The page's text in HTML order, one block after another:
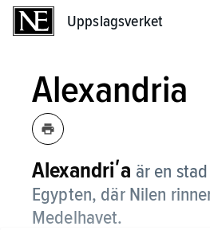
Uppslagsverket
Alexandria
Alexandriʹa är en
Egypten, där Nilen
Medelhavet.